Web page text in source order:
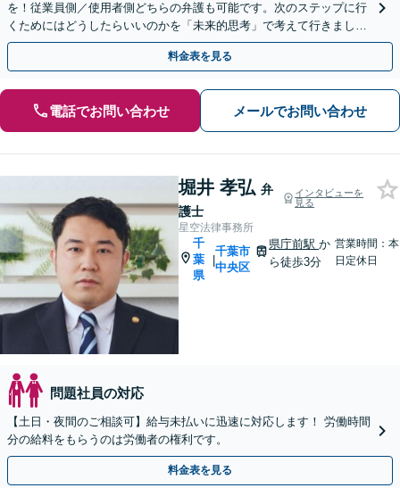
を！従業員側／使用者側どちらの弁護も可能です。次のステップに行
くためにはどうしたらいいのかを「未来的思考」で考えて行きましょ
う。不当解雇・残業代請求・紛争各種対応可能
料金表を見る
電話でお問い合わせ メールでお問い合わせ
堀井 孝弘 弁
護士
インタビューを
見る
星空法律事務所
千
葉
県
|
千葉市
中央区
県庁前駅か
ら徒歩3分
営業時間：本
日定休日
問題社員の対応
【土日・夜間のご相談可】給与未払いに迅速に対応します！ 労働時間
分の給料をもらうのは労働者の権利です。
料金表を見る